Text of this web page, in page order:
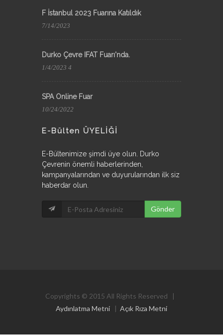
F İstanbul 2023 Fuarına Katıldık
7/14/2023
Durko Çevre IFAT Fuarı'nda.
1/4/2023 4
SPA Online Fuar
10/24/2022
E-Bülten ÜYELİĞİ
E-Bültenimize şimdi üye olun. Durko
Çevrenin önemli haberlerinden,
kampanyalarından ve duyurularından ilk siz
haberdar olun.
Copyrights © 2015 All Rights Reserved |
Aydınlatma Metni | Açık Rıza Metni